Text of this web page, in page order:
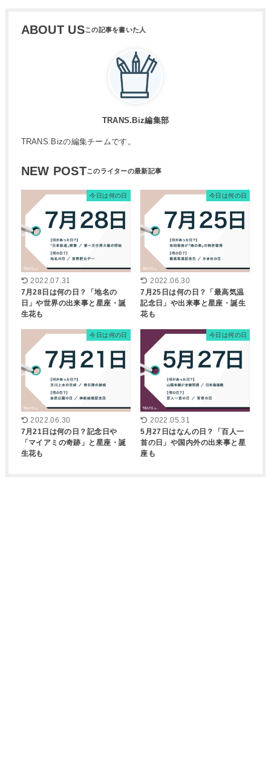
ABOUT US
TRANS.Biz編集部
TRANS.Bizの編集チームです。
NEW POST
今日は何の日
2022.07.31
7月28日は何の日？「地名の
日」や世界の出来事と星座・誕
生花も
今日は何の日
2022.06.30
7月25日は何の日？「最高気温
記念日」や出来事と星座・誕生
花も
今日は何の日
2022.06.30
7月21日は何の日？記念日や
「マイアミの奇跡」と星座・誕
生花も
今日は何の日
2022.05.31
5月27日はなんの日？「百人一
首の日」や国内外の出来事と星
座も